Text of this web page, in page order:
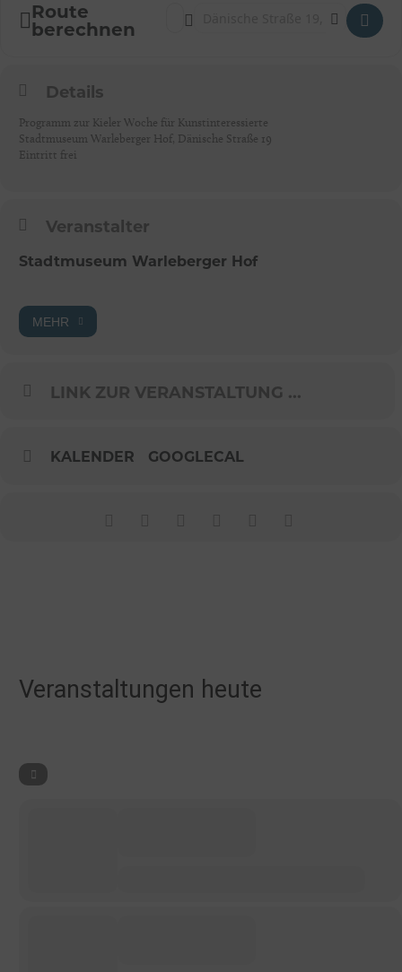
Route
berechnen
Address - Kurz und kunstvoll“ –
Destination Address - Kurz und
Details
Programm zur Kieler Woche für Kunstinteressierte
Stadtmuseum Warleberger Hof, Dänische Straße 19
Eintritt frei
Veranstalter
Stadtmuseum Warleberger Hof
MEHR
LINK ZUR VERANSTALTUNG ...
KALENDER GOOGLECAL
Veranstaltungen heute